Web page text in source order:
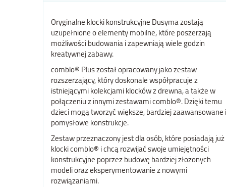
Oryginalne klocki konstrukcyjne Dusyma zostają
uzupełnione o elementy mobilne, które poszerzają
możliwości budowania i zapewniają wiele godzin
kreatywnej zabawy.
comblo® Plus został opracowany jako zestaw
rozszerzający, który doskonale współpracuje z
istniejącymi kolekcjami klocków z drewna, a także w
połączeniu z innymi zestawami comblo®. Dzięki temu
dzieci mogą tworzyć większe, bardziej zaawansowane i
pomysłowe konstrukcje.
Zestaw przeznaczony jest dla osób, które posiadają już
klocki comblo® i chcą rozwijać swoje umiejętności
konstrukcyjne poprzez budowę bardziej złożonych
modeli oraz eksperymentowanie z nowymi
rozwiązaniami.